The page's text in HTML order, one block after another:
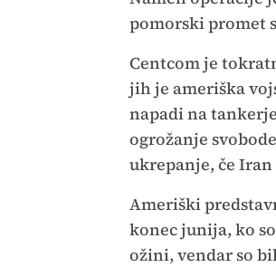
pomorski promet
Centcom je
jih je ameriška
napadi na
ogrožanje
ukrepanje, če
Ameriški
konec junija, ko
ožini, vendar so